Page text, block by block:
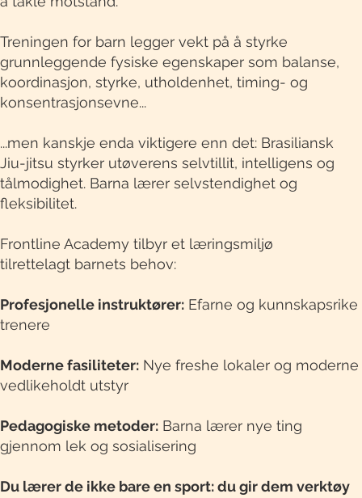
Treningen for barn legger vekt på å styrke
grunnleggende fysiske egenskaper som balanse,
koordinasjon, styrke, utholdenhet, timing- og
konsentrasjonsevne...
...men kanskje enda viktigere enn det: Brasiliansk
Jiu-jitsu styrker utøverens selvtillit, intelligens og
tålmodighet. Barna lærer selvstendighet og
fleksibilitet.
Frontline Academy tilbyr et læringsmiljø
tilrettelagt barnets behov:
Profesjonelle instruktører: Efarne og kunnskapsrike
trenere
Moderne fasiliteter: Nye freshe lokaler og moderne
vedlikeholdt utstyr
Pedagogiske metoder: Barna lærer nye ting
gjennom lek og sosialisering
Du lærer de ikke bare en sport: du gir dem verktøy